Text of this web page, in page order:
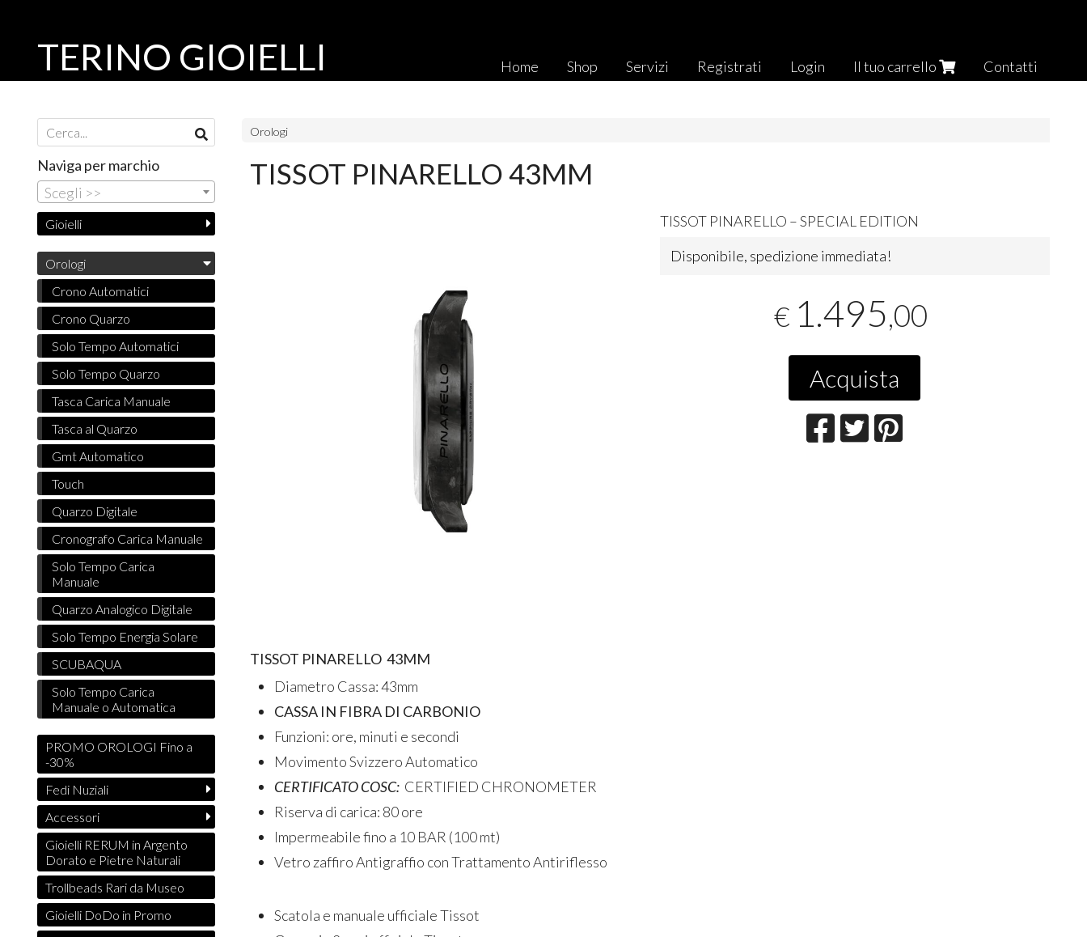
Home Shop Servizi Registrati Login Il tuo carrello Contatti
TERINO GIOIELLI
Orologi
TISSOT PINARELLO 43MM
TISSOT PINARELLO –SPECIAL EDITION
Disponibile, spedizione immediata!
€ 1.495,00
Acquista
TISSOT PINARELLO 43MM
Diametro Cassa: 43mm
CASSA IN FIBRA DI CARBONIO
Funzioni: ore, minuti e secondi
Movimento Svizzero Automatico
CERTIFICATO COSC: ​CERTIFIED CHRONOMETER
Riserva di carica: 80 ore
Impermeabile fino a 10 BAR (100 mt)
Vetro zaffiro Antigraffio con Trattamento Antiriflesso
Scatola e manuale ufficiale Tissot
Naviga per marchio
Scegli >>
Gioielli
Orologi
Crono Automatici
Crono Quarzo
Solo Tempo Automatici
Solo Tempo Quarzo
Tasca Carica Manuale
Tasca al Quarzo
Gmt Automatico
Touch
Quarzo Digitale
Cronografo Carica Manuale
Solo Tempo Carica
Manuale
Quarzo Analogico Digitale
Solo Tempo Energia Solare
SCUBAQUA
Solo Tempo Carica
Manuale o Automatica
PROMO OROLOGI Fino a
-30%
Fedi Nuziali
Accessori
Gioielli RERUM in Argento
Dorato e Pietre Naturali
Trollbeads Rari da Museo
Gioielli DoDo in Promo